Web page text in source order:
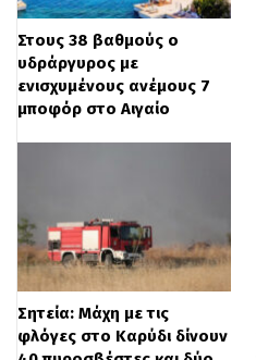
Στους 38 βαθμούς ο
υδράργυρος με
ενισχυμένους ανέμους 7
μποφόρ στο Αιγαίο
Σητεία: Μάχη με τις
φλόγες στο Καρύδι δίνουν